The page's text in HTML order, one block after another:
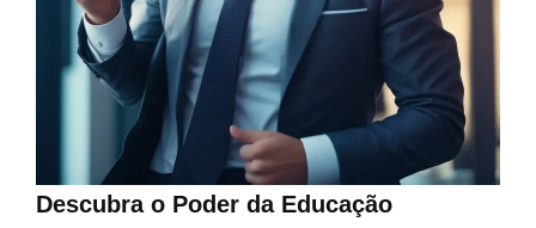
Descubra o Poder da Educação